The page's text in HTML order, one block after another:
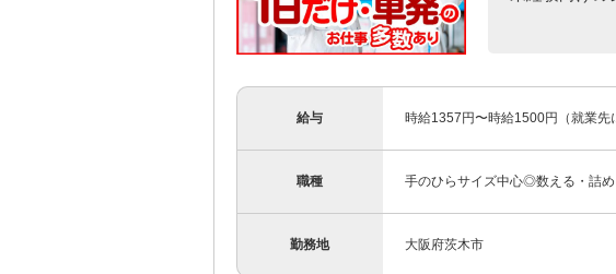
給与 時給1357円〜時給1500円（就業先
職種 手のひらサイズ中心◎数える・詰
勤務地 大阪府茨木市